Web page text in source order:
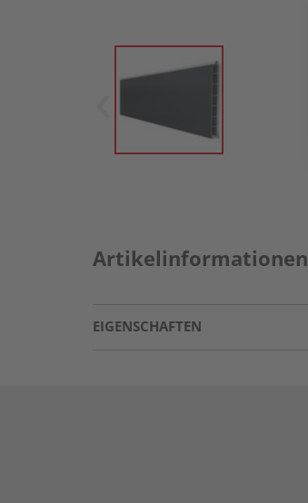
Artikelinformationen
EIGENSCHAFTEN